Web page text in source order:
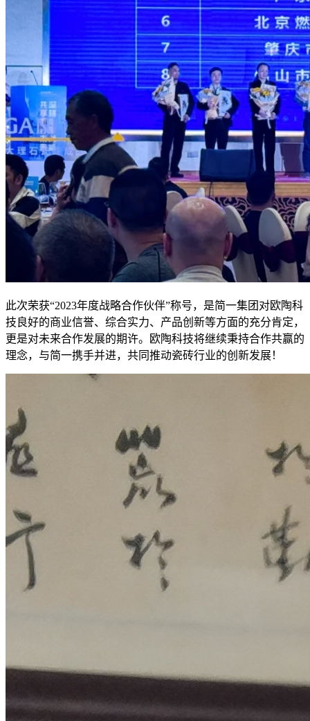
此次荣获“2023年度战略合作伙伴”称号，是简一集团对欧陶科
技良好的商业信誉、综合实力、产品创新等方面的充分肯定，
更是对未来合作发展的期许。欧陶科技将继续秉持合作共赢的
理念，与简一携手并进，共同推动瓷砖行业的创新发展！